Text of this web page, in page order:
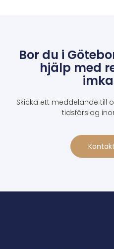
Bor du i
hjälp med
Skicka ett meddelande till
tidsförslag